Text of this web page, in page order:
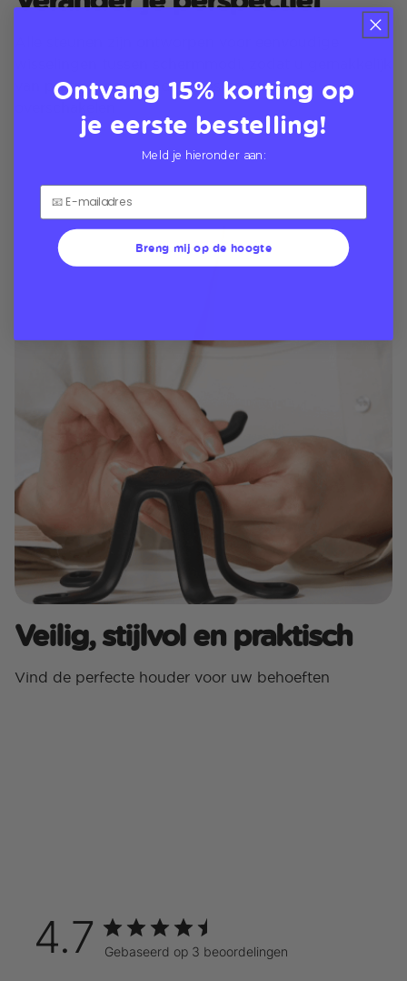
van portret- naar landschapsmodus kunt
Veilig, stijlvol en praktisch
Vind de perfecte houder voor uw behoeften
4.7 Gebaseerd op 3 beoordelingen
Ontvang 15% korting op
je eerste bestelling!
Meld je hieronder aan:
Breng mij op de hoogte